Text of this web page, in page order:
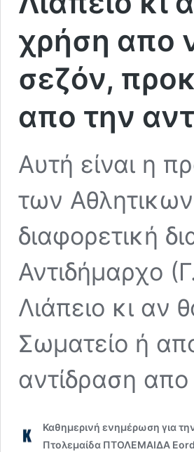
χρήση απο
σεζόν,
απο την
Αυτή είναι η
των
διαφορετική
Αντιδήμαρχο
Λιάπειο κι αν
Σωματείο ή
αντίδραση
Καθημερινή ενημέρωση για
Πτολεμαίδα ΠΤΟΛΕΜΑΙΔΑ